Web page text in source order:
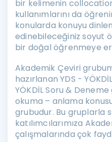
bir kelimenin
kullanımlarını da
konularda konuyu
edinebileceğiniz soyut
bir doğal öğrenmeye
Akademik Çeviri
hazırlanan YDS -
YÖKDİL Soru &
okuma – anlama
grubudur. Bu gruplarla
katılımcılarımıza
çalışmalarında çok